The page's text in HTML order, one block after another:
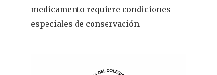
medicamento requiere condiciones
especiales de conservación.